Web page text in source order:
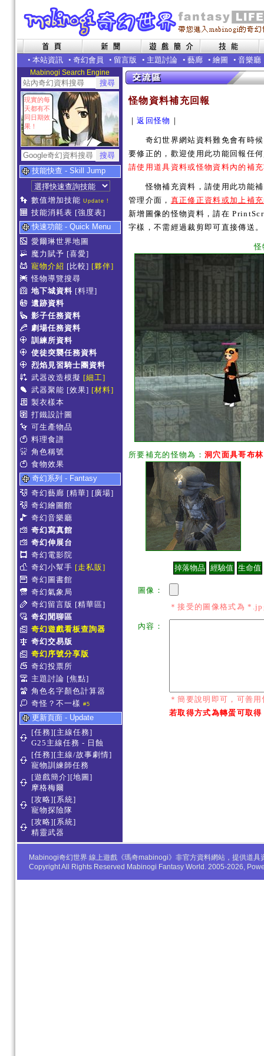
• 本站資訊 • 奇幻會員 • 留言版 • 主題討論 • 藝廊 • 繪圖 • 音樂廳
Mabinogi Search Engine
現實的每
天都有不
同日期效
果！
技能快查 - Skill Jump
數值增加技能 Update !
技能消耗表 [強度表]
快速功能 - Quick Menu
愛爾琳世界地圖
魔力賦予 [喜愛]
寵物介紹 [比較] [夥伴]
怪物導覽搜尋
地下城資料 [料理]
遺跡資料
影子任務資料
劇場任務資料
訓練所資料
使徒突襲任務資料
烈焰見習騎士團資料
武器改造模擬 [細工]
武器聚能 [效果] [材料]
製衣樣本
打鐵設計圖
可生產物品
料理食譜
角色稱號
食物效果
奇幻系列 - Fantasy
奇幻藝廊 [精華] [廣場]
奇幻繪圖館
奇幻音樂廳
奇幻寫真館
奇幻伸展台
奇幻電影院
奇幻小幫手 [走私販]
奇幻圖書館
奇幻氣象局
奇幻留言版 [精華區]
奇幻閒聊區
奇幻遊戲看板查詢器
奇幻交易版
奇幻序號分享版
奇幻投票所
主題討論 [焦點]
角色名字顏色計算器
奇怪？不一樣 #5
更新頁面 - Update
[任務][主線任務]
G25主線任務 - 日蝕
[任務][主線/故事劇情]
寵物訓練師任務
[遊戲簡介][地圖]
摩格梅爾
[攻略][系統]
寵物探險隊
[攻略][系統]
精靈武器
怪物資料補充回報
｜返回怪物 ｜
奇幻世界網站資料難免會有時候
要修正的，歡迎使用此功能回報任
請使用道具資料或怪物資料內的補
怪物補充資料，請使用此功能補
管理介面， 真正修正資料或加上補
新增圖像的怪物資料，請在
字樣，不需經過裁剪即可直接傳送。
怪
所要補充的怪物為： 洞穴面具哥布林
圖像：
＊接受的圖像格式為
內容：
＊簡要說明即可，可善
若取得方式為轉蛋可取
Mabinogi奇幻世界 線上遊戲《瑪奇mabinogi》非官方資料網站，提供道
Copyright All Rights Reserved Mabinogi Fantasy World. 2005-2026,